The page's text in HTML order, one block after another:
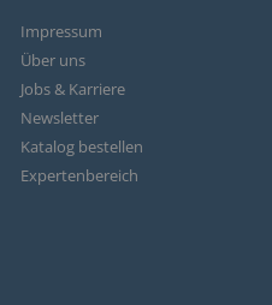
Impressum
Über uns
Jobs & Karriere
Newsletter
Katalog bestellen
Expertenbereich